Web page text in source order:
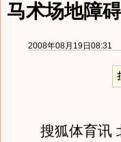
马术场地障
2008年08月19日08:31
搜狐体育讯